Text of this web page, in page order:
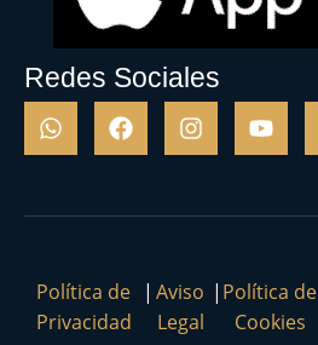
Redes Sociales
Política de
Privacidad
| Aviso
Legal
| Política de
Cookies